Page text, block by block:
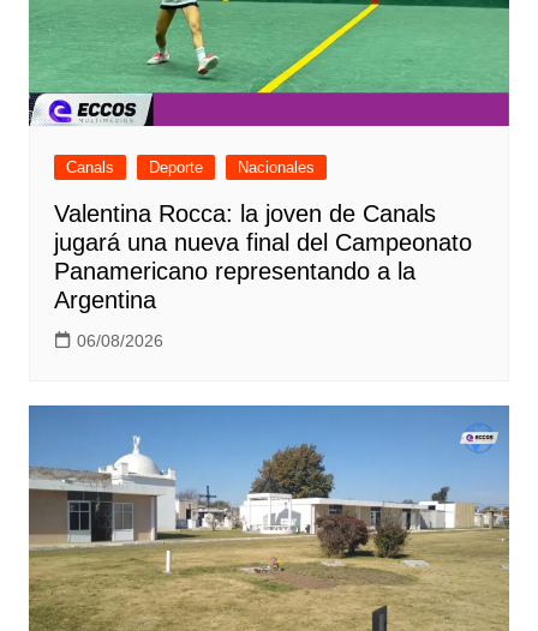
Canals Deporte Nacionales
Valentina Rocca: la joven de Canals
jugará una nueva final del Campeonato
Panamericano representando a la
Argentina
06/08/2026